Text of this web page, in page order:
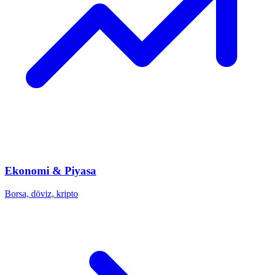
Ekonomi & Piyasa
Borsa, döviz, kripto